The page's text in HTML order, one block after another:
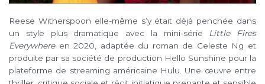
Reese Witherspoon elle-même s’y était déjà penchée dans
un style plus dramatique avec la mini-série
Little Fires
Everywhereen 2020, adaptée du roman de Celeste Ng et
produite par sa société de production Hello Sunshine pour la
plateforme de streaming américaine Hulu. Une œuvre entre